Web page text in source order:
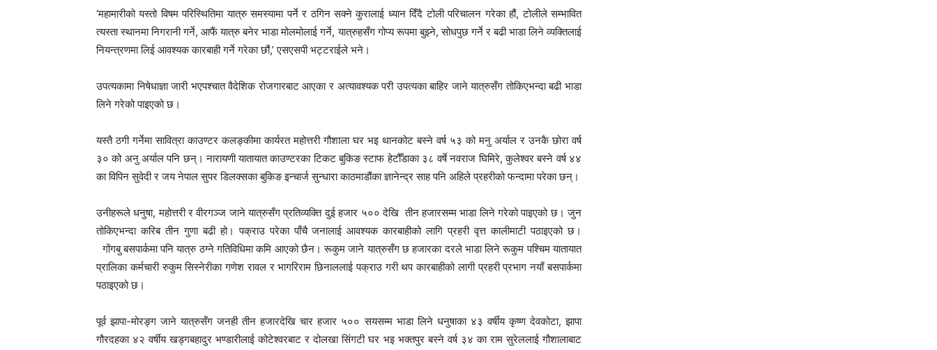
‘महामारीको यस्तो विषम परिस्थितिमा यात्रु समस्यामा पर्ने र ठगिन सक्ने कुरालाई ध्यान दिँदै टोली परिचालन गरेका हौं, टोलीले सम्भावित
त्यस्ता स्थानमा निगरानी गर्ने, आफैं यात्रु बनेर भाडा मोलमोलाई गर्ने, यात्रुहसँग गोप्य रूपमा बुझ्ने, सोधपुछ गर्ने र बढी भाडा लिने व्यक्तिलाई
नियन्त्रणमा लिई आवश्यक कारबाही गर्ने गरेका छौं,’ एसएसपी भट्टराईले भने।
उपत्यकामा निषेधाज्ञा जारी भएपश्चात वैदेशिक रोजगारबाट आएका र अत्यावश्यक परी उपत्यका बाहिर जाने यात्रुसँग तोकिएभन्दा बढी भाडा
लिने गरेको पाइएको छ।
यस्तै ठगी गर्नेमा सावित्रा काउण्टर कलङ्कीमा कार्यरत महोत्तरी गौशाला घर भइ थानकोट बस्ने वर्ष ५३ को मनु अर्याल र उनकै छोरा वर्ष
३० को अनु अर्याल पनि छन्। नारायणी यातायात काउण्टरका टिकट बुकिङ स्टाफ हेटौँडाका ३८ वर्षे नवराज घिमिरे, कुलेश्वर बस्ने वर्ष ४४
का विपिन सुवेदी र जय नेपाल सुपर डिलक्सका बुकिङ इन्चार्ज सुन्धारा काठमाडौंका ज्ञानेन्द्र साह पनि अहिले प्रहरीको फन्दामा परेका छन्।
उनीहरूले धनुषा, महोत्तरी र वीरगञ्ज जाने यात्रुसँग प्रतिव्यक्ति दुई हजार ५०० देखि तीन हजारसम्म भाडा लिने गरेको पाइएको छ। जुन
तोकिएभन्दा करिब तीन गुणा बढी हो। पक्राउ परेका पाँचै जनालाई आवश्यक कारबाहीको लागि प्रहरी वृत्त कालीमाटी पठाइएको छ।
गोंगबु बसपार्कमा पनि यात्रु ठग्ने गतिविधिमा कमि आएको छैन। रूकुम जाने यात्रुसँग छ हजारका दरले भाडा लिने रूकुम पश्चिम यातायात
प्रालिका कर्मचारी रुकुम सिस्नेरीका गणेश रावल र भागरिराम छिनाललाई पक्राउ गरी थप कारबाहीको लागी प्रहरी प्रभाग नयाँ बसपार्कमा
पठाइएको छ।
पूर्व झापा-मोरङ्ग जाने यात्रुसँग जनही तीन हजारदेखि चार हजार ५०० सयसम्म भाडा लिने धनुषाका ४३ वर्षीय कृष्ण देवकोटा, झापा
गौरदहका ४२ वर्षीय खड्गबहादुर भण्डारीलाई कोटेश्वरबाट र दोलखा सिंगटी घर भइ भक्तपुर बस्ने वर्ष ३४ का राम सुरेललाई गौशालाबाट